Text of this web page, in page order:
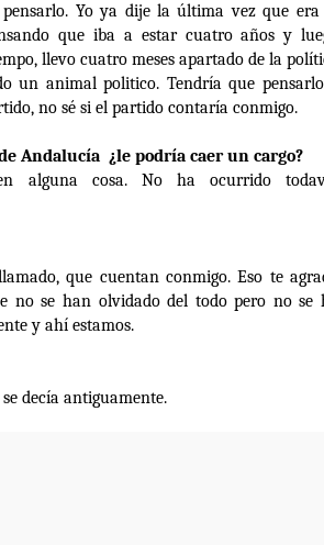
Yo ya dije la última vez que
que iba a estar cuatro años y
llevo cuatro meses apartado de la
un animal politico. Tendría que
no sé si el partido contaría conmigo.
Andalucía ¿le podría caer un cargo?
alguna cosa. No ha ocurrido
que cuentan conmigo. Eso te
no se han olvidado del todo pero no se
y ahí estamos.
decía antiguamente.